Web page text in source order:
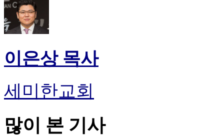
이은상 목사
세미한교회
많이 본 기사